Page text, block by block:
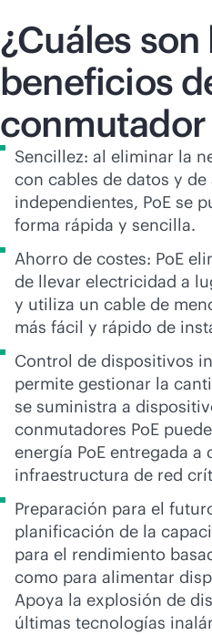
¿Cuáles son
beneficios
conmutador
Sencillez: al eliminar la
con cables de datos y
independientes, PoE se
forma rápida y sencilla.
Ahorro de costes: PoE
de llevar electricidad a
y utiliza un cable de
más fácil y rápido de
Control de dispositivos
permite gestionar la
se suministra a
conmutadores PoE
energía PoE entregada a
infraestructura de red
Preparación para el
planificación de la
para el rendimiento
como para alimentar
Apoya la explosión de
últimas tecnologías